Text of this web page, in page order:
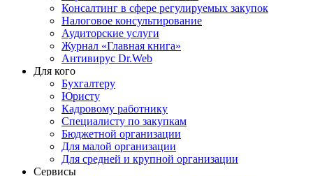
Консалтинг в сфере регулируемых закупок
Налоговое консультирование
Аудиторские услуги
Журнал «Главная книга»
Антивирус Dr.Web
Для кого
Бухгалтеру
Юристу
Кадровому работнику
Специалисту по закупкам
Бюджетной организации
Для малой организации
Для средней и крупной организации
Сервисы